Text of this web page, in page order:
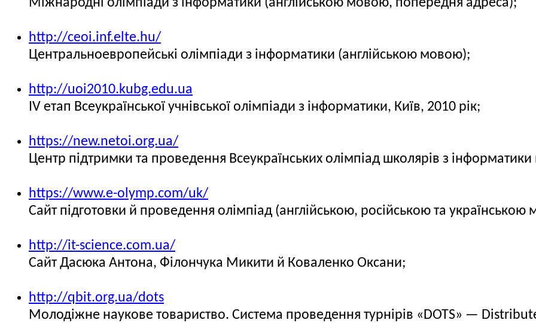
Міжнародні олімпіади з інформатики (англійською мовою, попередня адреса);
http://ceoi.inf.elte.hu/
Центральноевропейські олімпіади з інформатики (англійською мовою);
http://uoi2010.kubg.edu.ua
IV етап Всеукраїнської учнівської олімпіади з інформатики, Київ, 2010 рік;
https://new.netoi.org.ua/
Центр підтримки та проведення Всеукраїнських олімпіад школярів з
https://www.e-olymp.com/uk/
Сайт підготовки й проведення олімпіад (англійською, російською та українською
http://it-science.com.ua/
Сайт Дасюка Антона, Філончука Микити й Коваленко Оксани;
http://qbit.org.ua/dots
Молодіжне наукове товариство. Система проведення турнірів «DOTS» —